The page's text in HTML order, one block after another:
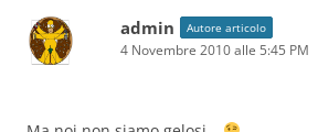
admin Autore articolo
4 Novembre 2010 alle 5:45 PM